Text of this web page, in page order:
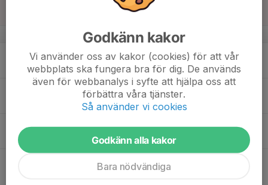
v.4
Isträning omkl. 1
Malungs Ishall
Ons
17:15
Isträning omkl. 1
Malungs Ishall
U15 Dalarna Forts B
Godkänn kakor
Vi använder oss av kakor (cookies) för att vår
webbplats ska fungera bra för dig. De används
även för webbanalys i syfte att hjälpa oss att
förbättra våra tjänster.
Så använder vi cookies
Godkänn alla kakor
Bara nödvändiga